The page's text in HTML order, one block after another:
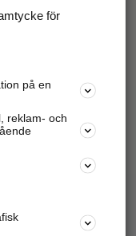
mm.
företaget
annonsera mot
för
på en
reklam- och